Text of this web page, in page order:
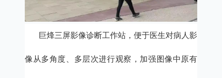
巨烽三屏影像诊断工作站，便于医生对病人影
像从多角度、多层次进行观察，加强图像中原有